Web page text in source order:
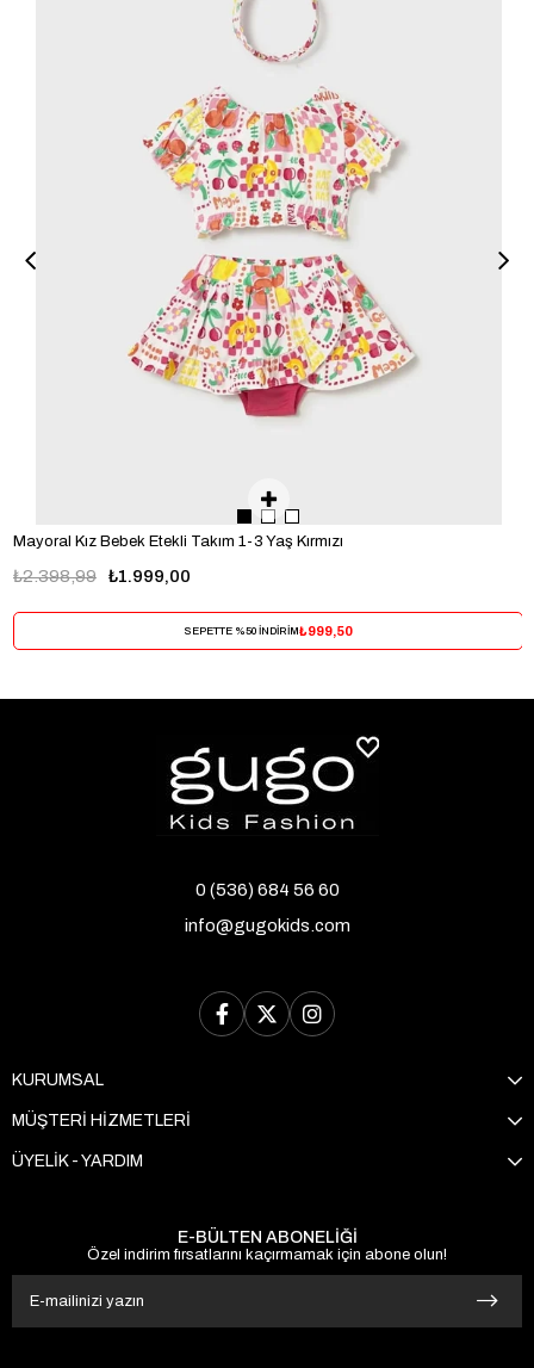
Mayoral Kız Bebek Etekli Takım 1-3 Yaş Kırmızı
₺1.999,00
₺2.398,99
SEPETTE %50 İNDİRİM₺999,50
0 (536) 684 56 60
info@gugokids.com
KURUMSAL
MÜŞTERİ HİZMETLERİ
ÜYELİK - YARDIM
E-BÜLTEN ABONELİĞİ
Özel indirim fırsatlarını kaçırmamak için abone olun!